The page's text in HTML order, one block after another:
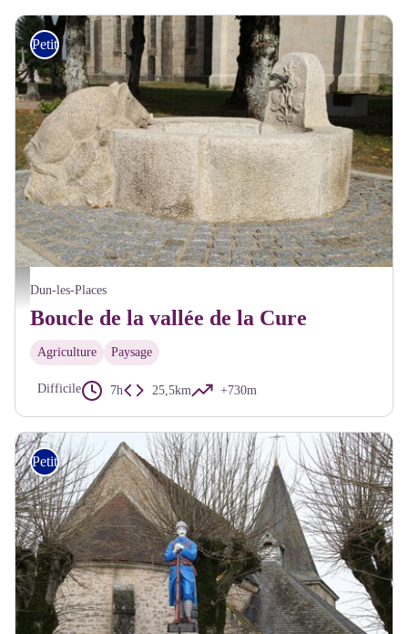
Alain Millot Pnr Morvan
Petite Randonnée
Dun-les-Places
Boucle de la vallée de la Cure
Agriculture Paysage
Difficile 7h 25,5km +730m
Petite Randonnée